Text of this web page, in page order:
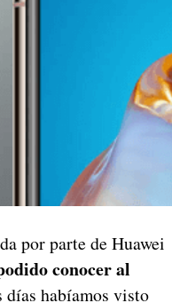
por parte de Huawei
conocer al
habíamos visto